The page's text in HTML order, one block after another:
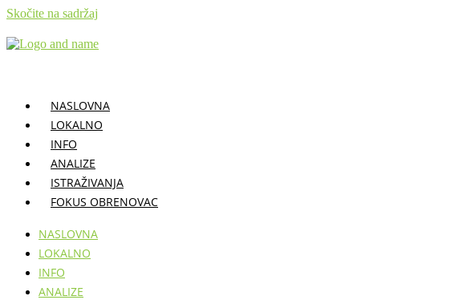
Skočite na sadržaj
NASLOVNA
LOKALNO
INFO
ANALIZE
ISTRAŽIVANJA
FOKUS OBRENOVAC
NASLOVNA
LOKALNO
INFO
ANALIZE